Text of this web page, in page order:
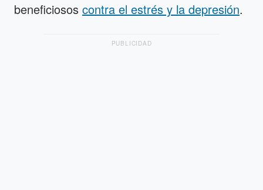
beneficiosos contra el estrés y la depresión.
PUBLICIDAD